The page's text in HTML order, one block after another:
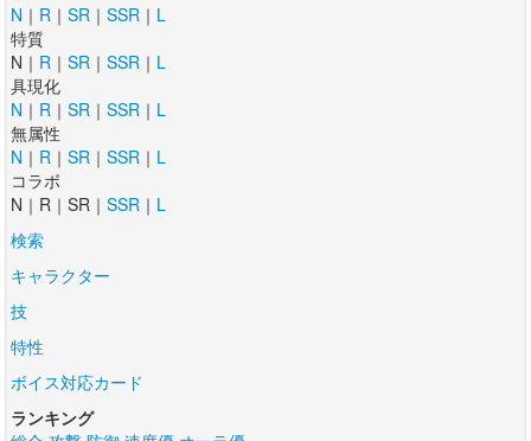
N ｜ R ｜ SR ｜ SSR ｜ L
特質
N｜ R ｜ SR ｜ SSR ｜ L
具現化
N ｜ R ｜ SR ｜ SSR ｜ L
無属性
N ｜ R ｜ SR ｜ SSR ｜ L
コラボ
N｜R｜SR｜ SSR ｜ L
検索
キャラクター
技
特性
ボイス対応カード
ランキング